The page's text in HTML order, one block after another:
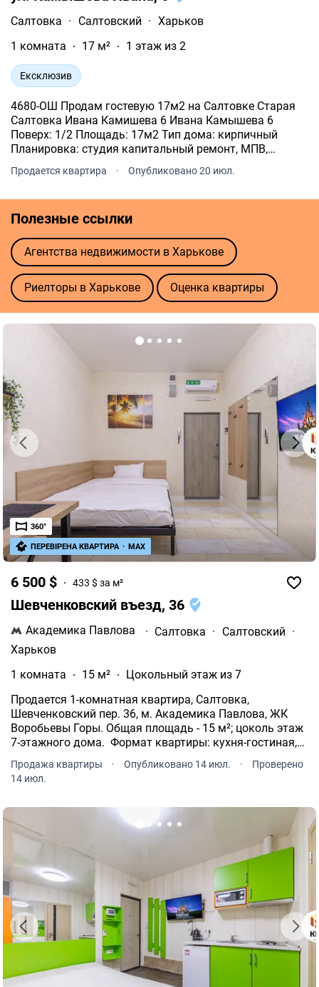
Салтовка · Салтовский · Харьков
1 комната
17 м² 1 этаж из 2
Ексклюзив
4680-ОШ Продам гостевую 17м2 на Салтовке Старая
Салтовка Ивана Камишева 6 Ивана Камышева 6
Поверх: 1/2 Площадь: 17м2 Тип дома: кирпичный
Планировка: студия капитальный ремонт, МПВ,
санузел совмещенный. Цена: 12 000 у.е.
Продается квартира · Опубликовано 20 июл.
Полезные ссылки
Агентства недвижимости в Харькове
Риелторы в Харькове Оценка квартиры
6 500 $ 433 $ за м²
Шевченковский въезд, 36
Академика Павлова · Салтовка · Салтовский ·
Харьков
1 комната
15 м²
Цокольный этаж из 7
Продается 1-комнатная квартира, Салтовка,
Шевченковский пер. 36, м. Академика Павлова, ЖК
Воробьевы Горы. Общая площадь - 15 м²; цоколь этаж
7-этажного дома. Формат квартиры: кухня-гостиная,
ванная комната. В квартире: капитальный ремонт,
МПО, новые коммуникации. Установлено: счётчик на
воду.
Продажа квартиры · Опубликовано 14 июл. ·
Проверено
14 июл.
360°
ПЕРЕВІРЕНА КВАРТИРА · MAX